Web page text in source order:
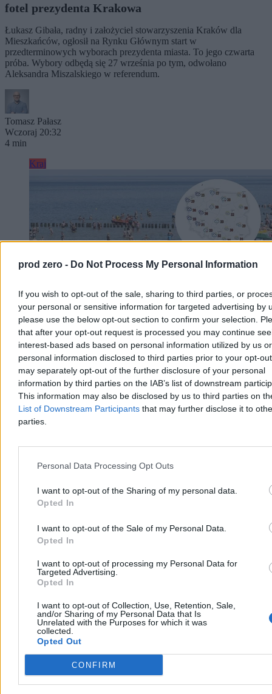
prod zero - Do Not Process My Personal Information
If you wish to opt-out of the sale, sharing to third parties, or
your personal or sensitive information for targeted advertising by
please use the below opt-out section to confirm your selection.
that after your opt-out request is processed you may continue
interest-based ads based on personal information utilized by us or
personal information disclosed to third parties prior to your opt-
may separately opt-out of the further disclosure of your personal
information by third parties on the IAB’s list of downstream
This information may also be disclosed by us to third parties on
List of Downstream Participants that may further disclose it to
parties.
Personal Data Processing Opt Outs
I want to opt-out of the Sharing of my personal data.
Opted In
I want to opt-out of the Sale of my Personal Data.
Opted In
I want to opt-out of processing my Personal Data for
Targeted Advertising.
Opted In
I want to opt-out of Collection, Use, Retention, Sale,
and/or Sharing of my Personal Data that Is
Unrelated with the Purposes for which it was
collected.
Opted Out
CONFIRM
fotel prezydenta Krakowa
Łukasz Gibała, radny i założyciel stowarzyszenia Kraków dla
Mieszkańców, ogłosił na Rynku Głównym start w
przedterminowych wyborach prezydenta miasta. To jego czwarta
próba. Wybory odbędą się 27 września po tym, odwołano
Aleksandra Miszalskiego w referendum.
Tomasz Pałasz
Wczoraj 20:32
4 min
Kraj
Chwila ochłody, ale potem lato nie odpuści. Mamy
nową wakacyjną prognozę
Po fali upałów, w trakcie których temperatury sięgały 40 st. C,
czeka nas ochłodzenie. Jak podają meteorolodzy, nie potrwa ono
długo. – Lato nie odpuszcza, choć okresy cieplejsze będą
przeplatały się z chłodniejszymi – zapowiedział w rozmowie z
Gospodarki Wodnej.
Paweł Żurek
Wczoraj 19:12
Reklama
Reklama